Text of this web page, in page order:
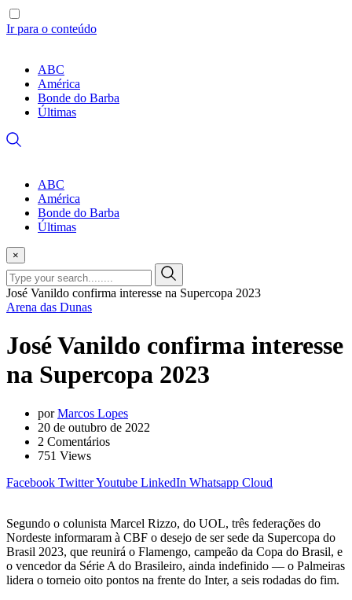
Ir para o conteúdo
ABC
América
Bonde do Barba
Últimas
ABC
América
Bonde do Barba
Últimas
×
José Vanildo confirma interesse na Supercopa 2023
Arena das Dunas
José Vanildo confirma interesse
na Supercopa 2023
porMarcos Lopes
20 de outubro de 2022
2 Comentários
751 Views
Facebook TwitterYoutube LinkedIn Whatsapp Cloud
Segundo o colunista Marcel Rizzo, do UOL, três federações do
Nordeste informaram à CBF o desejo de ser sede da Supercopa do
Brasil 2023, que reunirá o Flamengo, campeão da Copa do Brasil, e
o vencedor da Série A do Brasileiro, ainda indefinido — o Palmeiras
lidera o torneio oito pontos na frente do Inter, a seis rodadas do fim.